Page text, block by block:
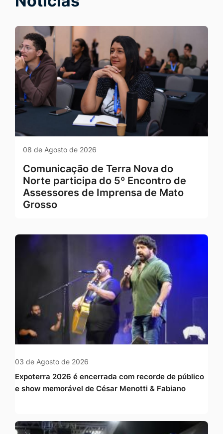
Seção Notícias e Serviços
08 de Agosto de 2026
Comunicação de Terra Nova do
Norte participa do 5º Encontro de
Assessores de Imprensa de Mato
Grosso
03 de Agosto de 2026
Expoterra 2026 é encerrada com recorde de público
e show memorável de César Menotti & Fabiano